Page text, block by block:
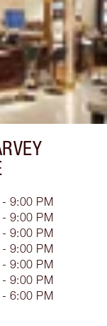
9:00 PM
9:00 PM
9:00 PM
9:00 PM
9:00 PM
9:00 PM
6:00 PM